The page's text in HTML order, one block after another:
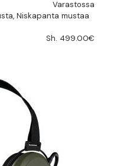
Varastossa
Niskapanta mustaa
Sh. 499.00€